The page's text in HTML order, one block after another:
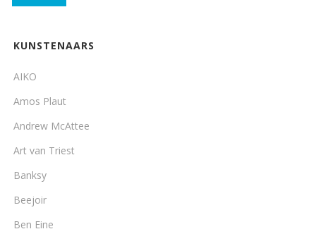
KUNSTENAARS
AIKO
Amos Plaut
Andrew McAttee
Art van Triest
Banksy
Beejoir
Ben Eine